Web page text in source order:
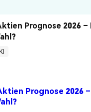
Prognose 2026
Prognose 2026